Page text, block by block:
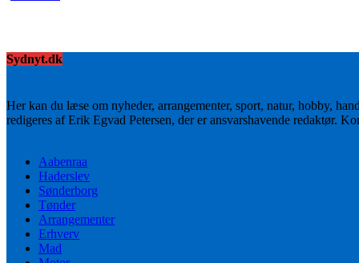
Sydnyt.dk
Her kan du læse om nyheder, arrangementer, sport, natur, hobby,
redigeres af Erik Egvad Petersen, der er ansvarshavende redaktør.
Aabenraa
Haderslev
Sønderborg
Tønder
Arrangementer
Erhverv
Mad